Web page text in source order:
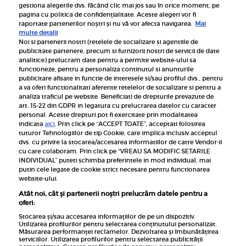
« < ... 10 20 ... 29 30 31 32 33 ... 40 ... > »
Termeni si conditii
Politica de confidențialitate
Despre cookies
Contact
gestiona alegerile dvs. făcând clic mai jos sau în orice moment, pe
pagina cu politica de confidențialitate. Aceste alegeri vor fi
raportate partenerilor noștri și nu vă vor afecta navigarea. Mai
multe detalii
Noi si partenerii nostri (retelele de socializare si agentiile de
publicitate partenere, precum si furnizorii nostri de servicii de date
analitice) prelucram date pentru a permite website-ului sa
functioneze, pentru a personaliza continutul si anunturile
publicitare afisate in functie de interesele si/sau profilul dvs., pentru
a va oferi functionalitati aferente retelelor de socializare si pentru a
analiza traficul pe website. Beneficiati de drepturile prevazute de
art. 15-22 din GDPR in legatura cu prelucrarea datelor cu caracter
personal. Aceste drepturi pot fi exercitate prin modalitatea
indicataaici. Prin click pe “ACCEPT TOATE”, acceptati folosirea
tuturor Tehnologiilor de tip Cookie, care implica inclusiv acceptul
dvs. cu privire la stocarea/accesarea informatiilor de catre Vendor-ii
cu care colaboram. Prin click pe “VREAU SA MODIFIC SETARILE
INDIVIDUAL” puteti schimba preferintele in mod individual, mai
putin cele legate de cookie strict necesare pentru functionarea
website-ului.
Atât noi, cât și partenerii noștri prelucrăm datele pentru a
oferi:
Stocarea și/sau accesarea informațiilor de pe un dispozitiv.
Utilizarea profilurilor pentru selectarea conținutului personalizat.
Măsurarea performanței reclamelor. Dezvoltarea și îmbunătățirea
serviciilor. Utilizarea profilurilor pentru selectarea publicității